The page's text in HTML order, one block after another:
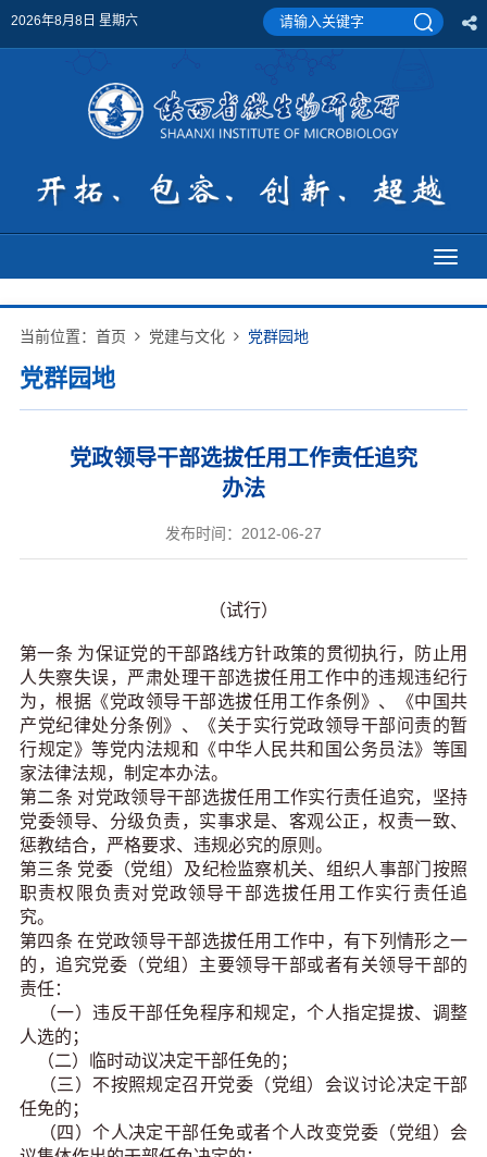
2026年8月8日 星期六
当前位置： 首页 党建与文化 党群园地
党群园地
党政领导干部选拔任用工作责任追究
办法
发布时间：2012-06-27
（试行）
第一条 为保证党的干部路线方针政策的贯彻执行，防止用
人失察失误，严肃处理干部选拔任用工作中的违规违纪行
为，根据《党政领导干部选拔任用工作条例》、《中国共
产党纪律处分条例》、《关于实行党政领导干部问责的暂
行规定》等党内法规和《中华人民共和国公务员法》等国
家法律法规，制定本办法。
第二条 对党政领导干部选拔任用工作实行责任追究，坚持
党委领导、分级负责，实事求是、客观公正，权责一致、
惩教结合，严格要求、违规必究的原则。
第三条 党委（党组）及纪检监察机关、组织人事部门按照
职责权限负责对党政领导干部选拔任用工作实行责任追
究。
第四条 在党政领导干部选拔任用工作中，有下列情形之一
的，追究党委（党组）主要领导干部或者有关领导干部的
责任：
（一）违反干部任免程序和规定，个人指定提拔、调整
人选的；
（二）临时动议决定干部任免的；
（三）不按照规定召开党委（党组）会议讨论决定干部
任免的；
（四）个人决定干部任免或者个人改变党委（党组）会